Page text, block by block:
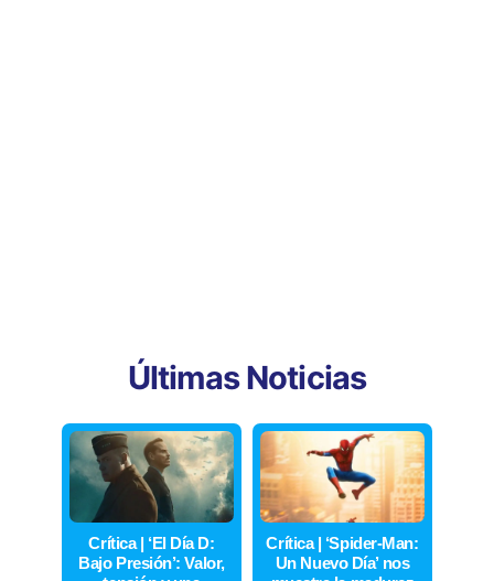
Últimas Noticias
Crítica | ‘El Día D:
Bajo Presión’: Valor,
Crítica | ‘Spider-Man:
Un Nuevo Día’ nos